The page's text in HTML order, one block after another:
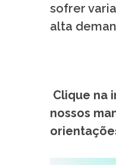
sofrer
alta
Clique na
nossos